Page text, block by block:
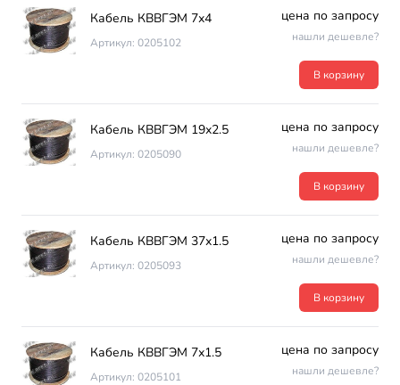
Кабель КВВГЭМ 7х4
Артикул: 0205102
цена по запросу
нашли дешевле?
В корзину
Кабель КВВГЭМ 19х2.5
Артикул: 0205090
цена по запросу
нашли дешевле?
В корзину
Кабель КВВГЭМ 37х1.5
Артикул: 0205093
цена по запросу
нашли дешевле?
В корзину
Кабель КВВГЭМ 7х1.5
Артикул: 0205101
цена по запросу
нашли дешевле?